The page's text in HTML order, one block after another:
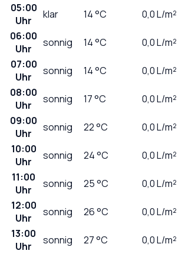
05:00
Uhr
klar 14°C 0,0L/m²
06:00
Uhr
sonnig 14°C 0,0L/m²
07:00
Uhr
sonnig 14°C 0,0L/m²
08:00
Uhr
sonnig 17°C 0,0L/m²
09:00
Uhr
sonnig 22°C 0,0L/m²
10:00
Uhr
sonnig 24°C 0,0L/m²
11:00
Uhr
sonnig 25°C 0,0L/m²
12:00
Uhr
sonnig 26°C 0,0L/m²
13:00
Uhr
sonnig 27°C 0,0L/m²